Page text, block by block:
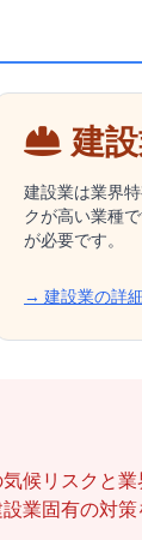
建
建設業は業界
クが高い業種
が必要です。
→ 建設業の詳
候リスクと
業固有の対策